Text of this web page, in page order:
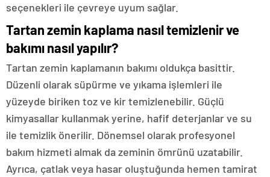
seçenekleri ile çevreye uyum sağlar.
Tartan zemin kaplama nasıl temizlenir ve
bakımı nasıl yapılır?
Tartan zemin kaplamanın bakımı oldukça basittir.
Düzenli olarak süpürme ve yıkama işlemleri ile
yüzeyde biriken toz ve kir temizlenebilir. Güçlü
kimyasallar kullanmak yerine, hafif deterjanlar ve su
ile temizlik önerilir. Dönemsel olarak profesyonel
bakım hizmeti almak da zeminin ömrünü uzatabilir.
Ayrıca, çatlak veya hasar oluştuğunda hemen tamirat